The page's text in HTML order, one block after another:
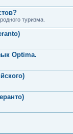
туризма.
Optima.